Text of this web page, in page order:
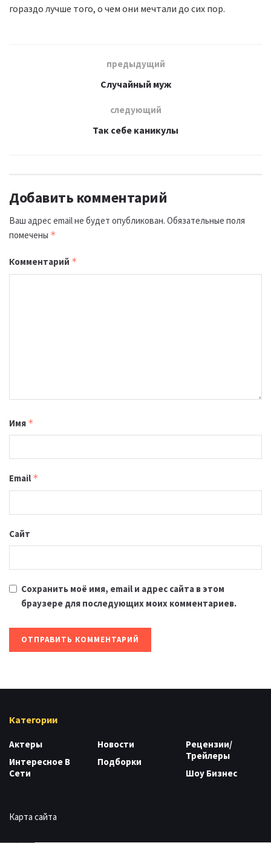
гораздо лучше того, о чем они мечтали до сих пор.
предыдущий
Случайный муж
следующий
Так себе каникулы
Добавить комментарий
Ваш адрес email не будет опубликован. Обязательные поля
помечены *
Комментарий *
Имя *
Email *
Сайт
Сохранить моё имя, email и адрес сайта в этом
браузере для последующих моих комментариев.
Категории
Актеры
Интересное В
Сети
Новости
Подборки
Рецензии/
Трейлеры
Шоу Бизнес
Карта сайта